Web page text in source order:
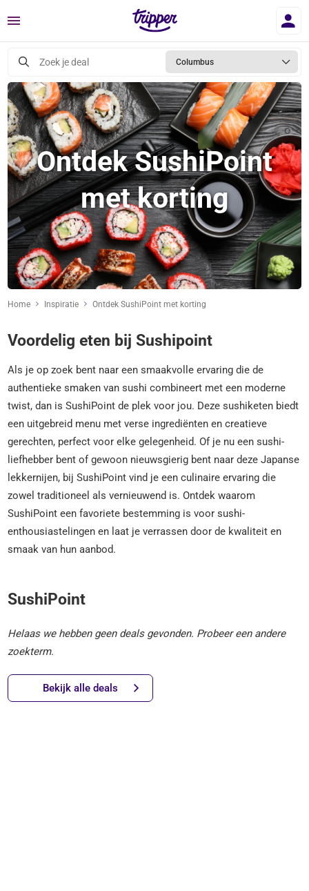
Menu
Zoek je deal Columbus
Ontdek SushiPoint
met korting
Home Inspiratie Ontdek SushiPoint met korting
Voordelig eten bij Sushipoint
Als je op zoek bent naar een smaakvolle ervaring die de
authentieke smaken van sushi combineert met een moderne
twist, dan is SushiPoint de plek voor jou. Deze sushiketen biedt
een uitgebreid menu met verse ingrediënten en creatieve
gerechten, perfect voor elke gelegenheid. Of je nu een sushi-
liefhebber bent of gewoon nieuwsgierig bent naar deze Japanse
lekkernijen, bij SushiPoint vind je een culinaire ervaring die
zowel traditioneel als vernieuwend is. Ontdek waarom
SushiPoint een favoriete bestemming is voor sushi-
enthousiastelingen en laat je verrassen door de kwaliteit en
smaak van hun aanbod.
SushiPoint
Helaas we hebben geen deals gevonden. Probeer een andere
zoekterm.
Bekijk alle deals